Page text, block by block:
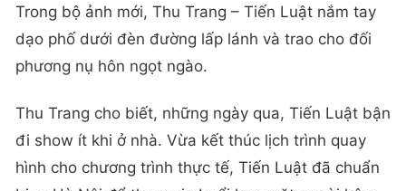
Trong bộ ảnh mới, Thu Trang – Tiến Luật nắm tay
dạo phố dưới đèn đường lấp lánh và trao cho đối
phương nụ hôn ngọt ngào.
Thu Trang cho biết, những ngày qua, Tiến Luật bận
đi show ít khi ở nhà. Vừa kết thúc lịch trình quay
hình cho chương trình thực tế, Tiến Luật đã chuẩn